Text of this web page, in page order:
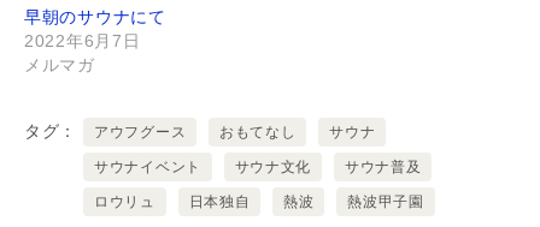
早朝のサウナにて
2022年6月7日
メルマガ
タグ アウフグース おもてなし サウナ
サウナイベント サウナ文化 サウナ普及
ロウリュ 日本独自 熱波 熱波甲子園